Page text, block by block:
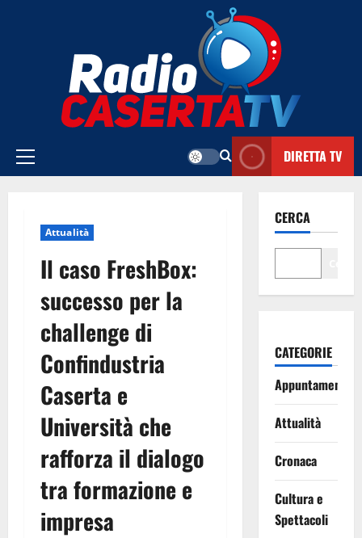
Menu
DIRETTA TV
Attualità
Il caso FreshBox:
successo per la
challenge di
Confindustria
Caserta e
Università che
rafforza il dialogo
tra formazione e
impresa
CERCA
CATEGORIE
Appuntamenti
Attualità
Cronaca
Cultura e
Spettacoli